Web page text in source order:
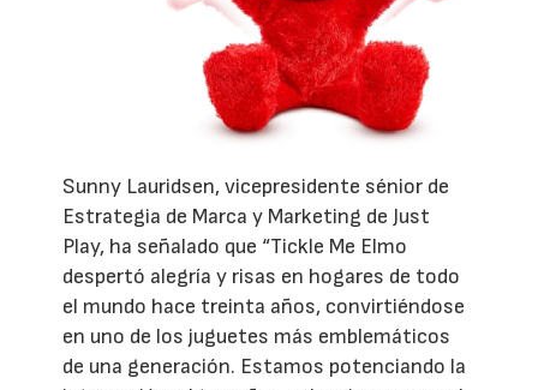
Sunny Lauridsen, vicepresidente sénior de
Estrategia de Marca y Marketing de Just
Play, ha señalado que “Tickle Me Elmo
despertó alegría y risas en hogares de todo
el mundo hace treinta años, convirtiéndose
en uno de los juguetes más emblemáticos
de una generación. Estamos potenciando la